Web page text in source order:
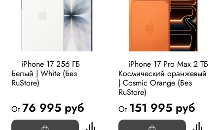
iPhone 17 256 ГБ
Белый | White (Без
RuStore)
От 76 995 руб
iPhone 17 Pro Max 2 ТБ
Космический оранжевый
| Cosmic Orange (Без
RuStore)
От 151 995 руб